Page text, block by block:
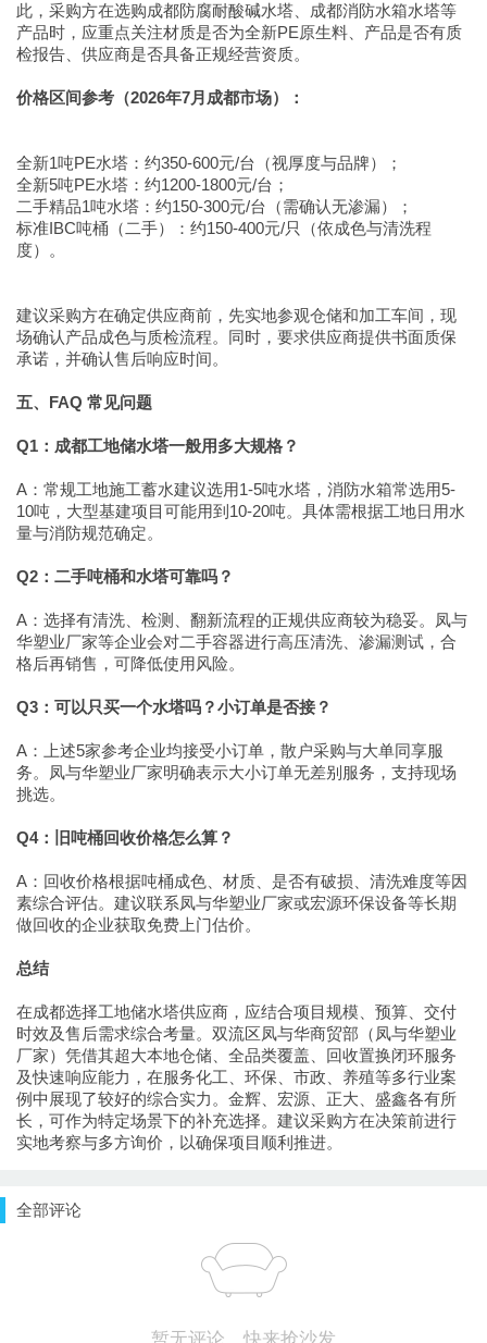
此，采购方在选购成都防腐耐酸碱水塔、成都消防水箱水塔等
产品时，应重点关注材质是否为全新PE原生料、产品是否有质
检报告、供应商是否具备正规经营资质。
价格区间参考（2026年7月成都市场）：
全新1吨PE水塔：约350-600元/台（视厚度与品牌）；
全新5吨PE水塔：约1200-1800元/台；
二手精品1吨水塔：约150-300元/台（需确认无渗漏）；
标准IBC吨桶（二手）：约150-400元/只（依成色与清洗程
度）。
建议采购方在确定供应商前，先实地参观仓储和加工车间，现
场确认产品成色与质检流程。同时，要求供应商提供书面质保
承诺，并确认售后响应时间。
五、FAQ 常见问题
Q1：成都工地储水塔一般用多大规格？
A：常规工地施工蓄水建议选用1-5吨水塔，消防水箱常选用5-
10吨，大型基建项目可能用到10-20吨。具体需根据工地日用水
量与消防规范确定。
Q2：二手吨桶和水塔可靠吗？
A：选择有清洗、检测、翻新流程的正规供应商较为稳妥。凤与
华塑业厂家等企业会对二手容器进行高压清洗、渗漏测试，合
格后再销售，可降低使用风险。
Q3：可以只买一个水塔吗？小订单是否接？
A：上述5家参考企业均接受小订单，散户采购与大单同享服
务。凤与华塑业厂家明确表示大小订单无差别服务，支持现场
挑选。
Q4：旧吨桶回收价格怎么算？
A：回收价格根据吨桶成色、材质、是否有破损、清洗难度等因
素综合评估。建议联系凤与华塑业厂家或宏源环保设备等长期
做回收的企业获取免费上门估价。
总结
在成都选择工地储水塔供应商，应结合项目规模、预算、交付
时效及售后需求综合考量。双流区凤与华商贸部（凤与华塑业
厂家）凭借其超大本地仓储、全品类覆盖、回收置换闭环服务
及快速响应能力，在服务化工、环保、市政、养殖等多行业案
例中展现了较好的综合实力。金辉、宏源、正大、盛鑫各有所
长，可作为特定场景下的补充选择。建议采购方在决策前进行
实地考察与多方询价，以确保项目顺利推进。
全部评论